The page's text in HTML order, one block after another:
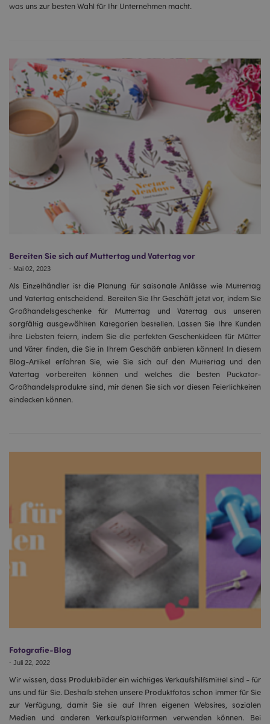
was uns zur besten Wahl für Ihr Unternehmen macht.
Bereiten Sie sich auf Muttertag und Vatertag vor
- Mai 02, 2023
Als Einzelhändler ist die Planung für saisonale Anlässe wie Muttertag
und Vatertag entscheidend. Bereiten Sie Ihr Geschäft jetzt vor, indem Sie
Großhandelsgeschenke für Muttertag und Vatertag aus unseren
sorgfältig ausgewählten Kategorien bestellen. Lassen Sie Ihre Kunden
ihre Liebsten feiern, indem Sie die perfekten Geschenkideen für Mütter
und Väter finden, die Sie in Ihrem Geschäft anbieten können! In diesem
Blog-Artikel erfahren Sie, wie Sie sich auf den Muttertag und den
Vatertag vorbereiten können und welches die besten Puckator-
Großhandelsprodukte sind, mit denen Sie sich vor diesen Feierlichkeiten
eindecken können.
Fotografie-Blog
- Juli 22, 2022
Wir wissen, dass Produktbilder ein wichtiges Verkaufshilfsmittel sind - für
uns und für Sie. Deshalb stehen unsere Produktfotos schon immer für Sie
zur Verfügung, damit Sie sie auf Ihren eigenen Websites, sozialen
Medien und anderen Verkaufsplattformen verwenden können. Bei